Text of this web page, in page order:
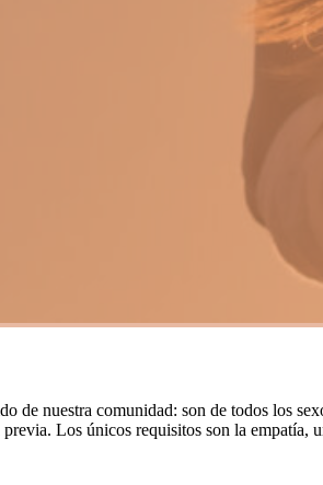
nuestra comunidad: son de todos los
Los únicos requisitos son la empatía,